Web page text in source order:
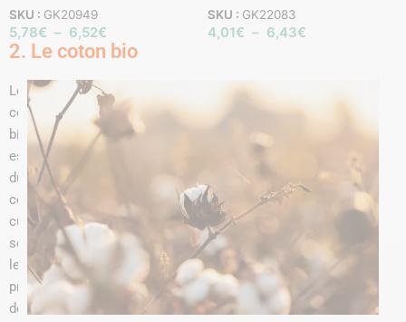
SKU : GK20949
5,78€ – 6,52€
SKU : GK22083
4,01€ – 6,43€
2. Le coton bio
Le
coton
biologique
est
du
coton
cultivé
selon
les
principes
de l’ agriculture